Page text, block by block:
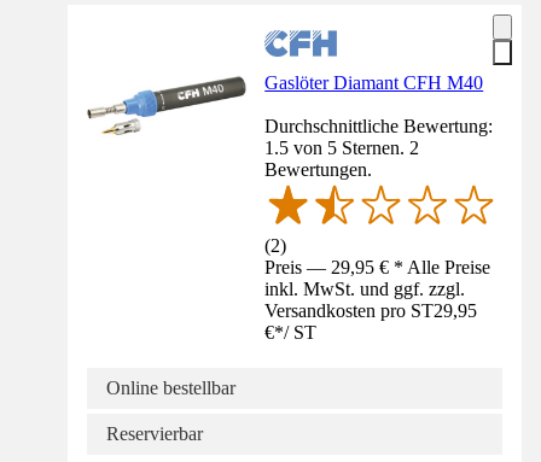
Gaslöter Diamant CFH M40
Durchschnittliche Bewertung:
1.5 von 5 Sternen. 2
Bewertungen.
(2)
Preis — 29,95 € * Alle Preise
inkl. MwSt. und ggf. zzgl.
Versandkosten pro ST29,95
€*/ ST
Online bestellbar
Reservierbar